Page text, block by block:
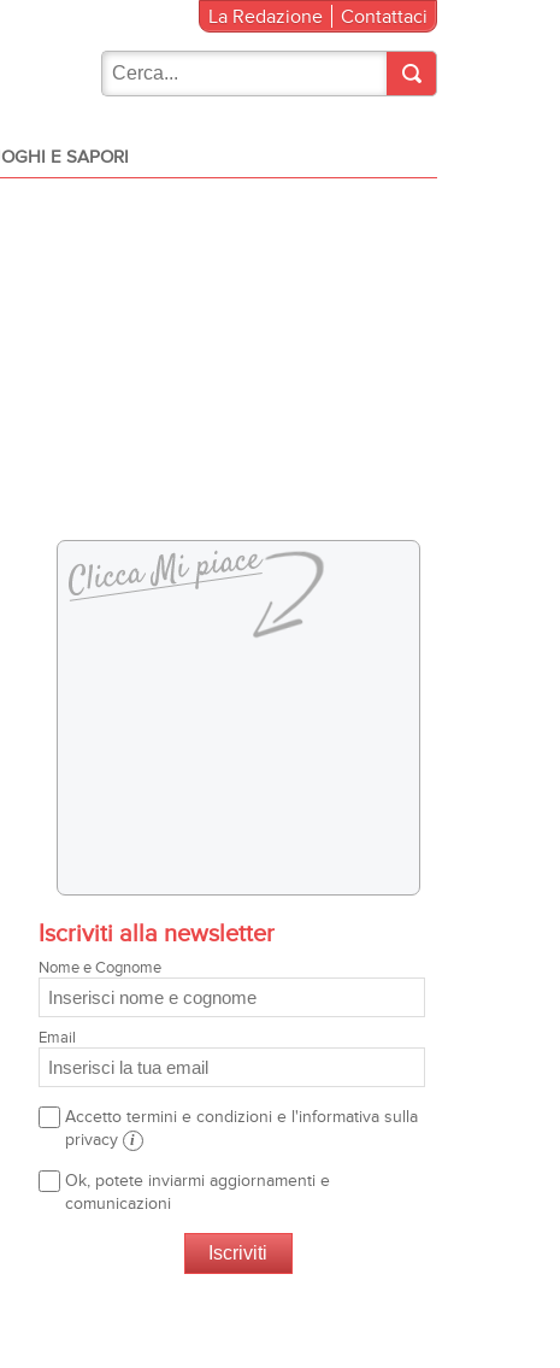
La Redazione Contattaci
E SAPORI
Iscriviti alla newsletter
Nome e Cognome
Email
Accetto termini e condizioni e l'informativa sulla
privacy i
Ok, potete inviarmi aggiornamenti e
comunicazioni